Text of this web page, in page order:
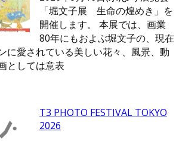
「堀文子展 生命の煌めき」を
開催します。 本展では、画業
80年にもおよぶ堀文子の、現在
に愛されている美しい花々、風景、動
としては意表
T3 PHOTO FESTIVAL TOKYO
2026